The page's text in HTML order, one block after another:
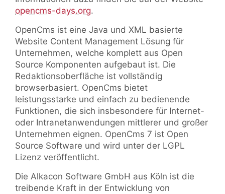
opencms-days.org.
OpenCms ist eine Java und XML basierte
Website Content Management Lösung für
Unternehmen, welche komplett aus Open
Source Komponenten aufgebaut ist. Die
Redaktionsoberfläche ist vollständig
browserbasiert. OpenCms bietet
leistungsstarke und einfach zu bedienende
Funktionen, die sich insbesondere für Internet-
oder Intranetanwendungen mittlerer und großer
Unternehmen eignen. OpenCms 7 ist Open
Source Software und wird unter der LGPL
Lizenz veröffentlicht.
Die Alkacon Software GmbH aus Köln ist die
treibende Kraft in der Entwicklung von